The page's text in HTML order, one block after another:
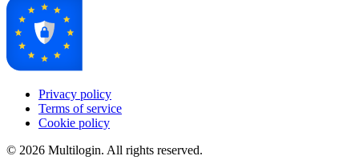
Privacy policy
Terms of service
Cookie policy
© 2026 Multilogin. All rights reserved.